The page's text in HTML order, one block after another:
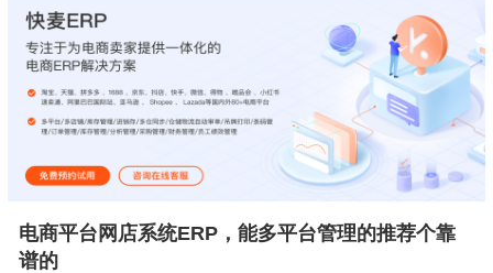
电商平台网店系统ERP，能多平台管理的推荐个靠
谱的